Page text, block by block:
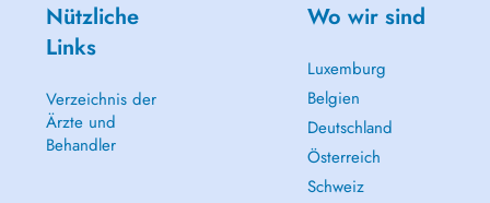
Nützliche
Links
Verzeichnis der
Ärzte und
Behandler
Wo wir sind
Luxemburg
Belgien
Deutschland
Österreich
Schweiz